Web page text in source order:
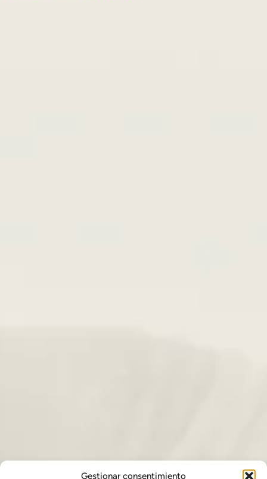
Gestionar consentimiento